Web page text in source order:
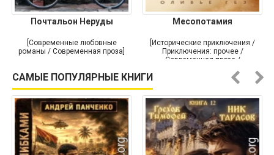
Почтальон Неруды
[Современные любовные
романы / Современная проза]
Месопотамия
[Исторические приключения /
Приключения: прочее /
Современная проза /
САМЫЕ ПОПУЛЯРНЫЕ КНИГИ